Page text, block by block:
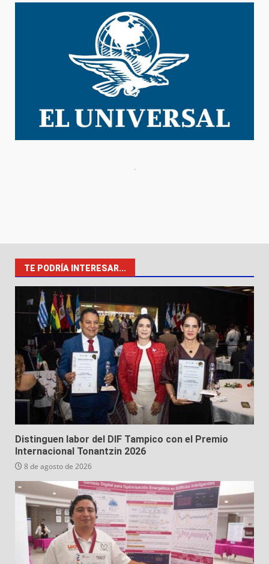
TE PODRÍA INTERESAR...
Distinguen labor del DIF Tampico con el Premio
Internacional Tonantzin 2026
8 de agosto de 2026